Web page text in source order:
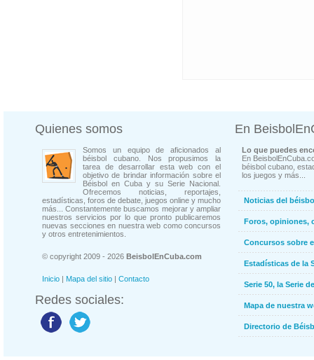
Quienes somos
Somos un equipo de aficionados al
béisbol cubano. Nos propusimos la
tarea de desarrollar esta web con el
objetivo de brindar información sobre el
Béisbol en Cuba y su Serie Nacional.
Ofrecemos noticias, reportajes,
estadísticas, foros de debate, juegos online y mucho
más... Constantemente buscamos mejorar y ampliar
nuestros servicios por lo que pronto publicaremos
nuevas secciones en nuestra web como concursos
y otros entretenimientos.
© copyright 2009 - 2026 BeisbolEnCuba.com
Inicio | Mapa del sitio | Contacto
Redes sociales:
En
Lo que puedes
En
béisbol cubano,
los juegos y más...
Noticias del
Foros, opiniones,
Concursos sobre
Estadísticas de la
Serie 50, la Serie
Mapa de nuestra
Directorio de